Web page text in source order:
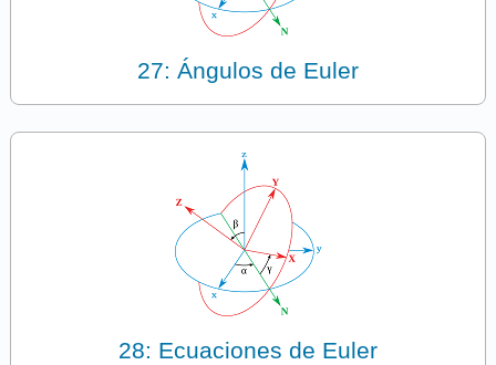
27: Ángulos de Euler
28: Ecuaciones de Euler